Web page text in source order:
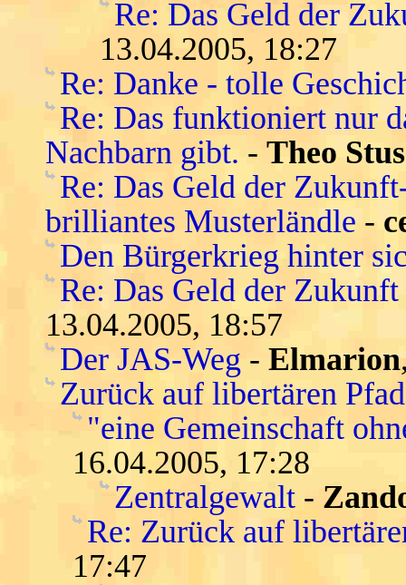
Re: Das Geld der
13.04.2005, 18:27
Re: Danke - tolle
Re: Das funktioniert nur
Nachbarn gibt. - Theo
Re: Das Geld der
brilliantes Musterländle -
Den Bürgerkrieg hinter
Re: Das Geld der
13.04.2005, 18:57
Der JAS-Weg - Elmarion
Zurück auf libertären
"eine Gemeinschaft
16.04.2005, 17:28
Zentralgewalt -
Re: Zurück auf
17:47